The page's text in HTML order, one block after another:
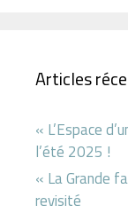
Articles
« L’Espace
l’été 2025 !
« La Grande
revisité